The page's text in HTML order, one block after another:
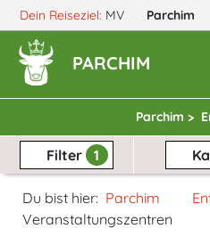
Dein Reiseziel: MV Parchim
PARCHIM
Parchim >
Filter 1
Du bist hier: Parchim
Veranstaltungszentren